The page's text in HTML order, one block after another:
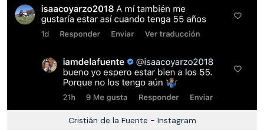
Cristián de la Fuente - Instagram